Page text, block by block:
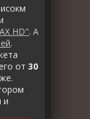
HD". А
.
от 30
и